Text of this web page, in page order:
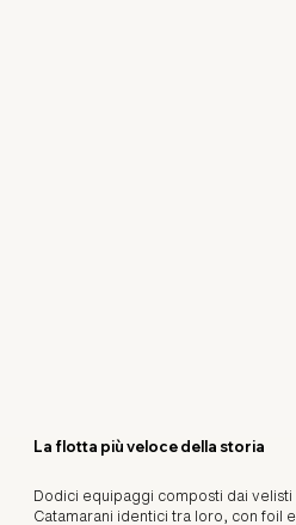
La flotta più veloce della storia
Dodici equipaggi composti dai velisti
Catamarani identici tra loro, con foil